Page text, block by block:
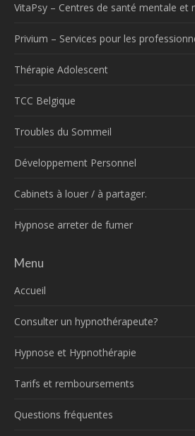
VitaPsy – Centres de santé mentale et
Privium – Services pour les
Thérapie Adolescent
TCC Belgique
Troubles du Sommeil
Développement Personnel
Cabinets à louer / à partager.
Hypnose arreter de fumer
Menu
Accueil
Consulter un hypnothérapeute?
Hypnose et Hypnothérapie
Tarifs et remboursements
Questions fréquentes